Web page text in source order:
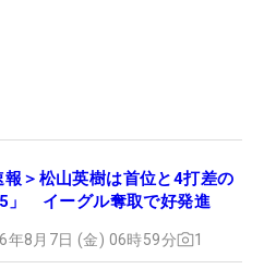
報＞松山英樹は首位と4打差の
」 イーグル奪取で好発進
年8月7日 (金) 06時59分 1